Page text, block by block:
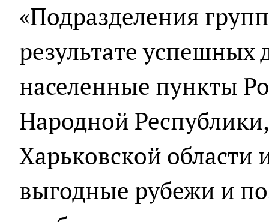
«Подразделения
результате успешных
населенные пункты
Народной
Харьковской области
выгодные рубежи и